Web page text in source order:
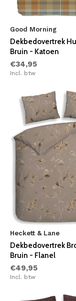
Good Morning
Dekbedovertrek
Bruin - Katoen
€34,95
Incl. btw
Heckett & Lane
Dekbedovertrek
Bruin - Flanel
€49,95
Incl. btw